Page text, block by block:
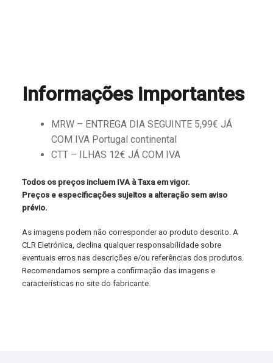
Informações importantes
MRW – ENTREGA DIA SEGUINTE 5,99€ JÁ
COM IVA Portugal continental
CTT – ILHAS 12€ JÁ COM IVA
Todos os preços incluem IVA à Taxa em vigor.
Preços e especificações sujeitos a alteração sem aviso
prévio.
As imagens podem não corresponder ao produto descrito. A
CLR Eletrónica, declina qualquer responsabilidade sobre
eventuais erros nas descrições e/ou referências dos produtos.
Recomendamos sempre a confirmação das imagens e
características no site do fabricante.